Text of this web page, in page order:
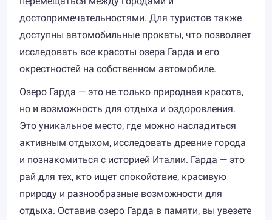
достопримечательностями. Для туристов также
доступны автомобильные прокаты, что позволяет
исследовать все красоты озера Гарда и его
окрестностей на собственном автомобиле.
Озеро Гарда — это не только природная красота,
но и возможность для отдыха и оздоровления.
Это уникальное место, где можно насладиться
активным отдыхом, исследовать древние города
и познакомиться с историей Италии. Гарда — это
рай для тех, кто ищет спокойствие, красивую
природу и разнообразные возможности для
отдыха. Оставив озеро Гарда в памяти, вы увезете